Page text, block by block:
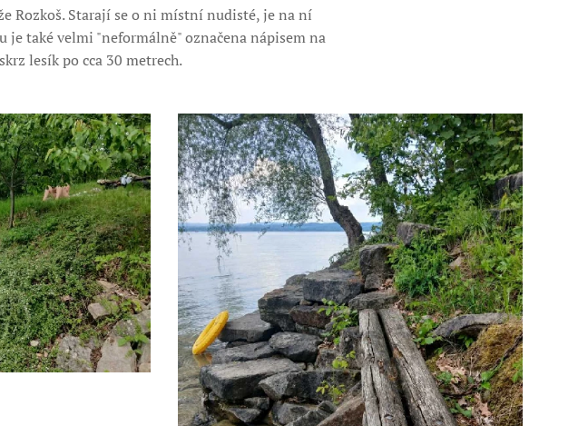
Rozkoš. Starají se o ni místní nudisté, je na ní
je také velmi "neformálně" označena nápisem na
lesík po cca 30 metrech.